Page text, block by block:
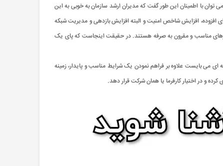
با اطمینان این طور گفت که مدیران ارشد سازمان به خوبی به این
افزوده، افزایش شاخص امنیت و البته افزایش بازدهی و مدیریت شبکه
مناسب و مقرون به صرفه هستند. در حقیقت اینجاست که پای یک
می بایست علاوه بر فراهم نمودن یک شرایط مناسب و پایدار، زمینه
و در اختیار کارفرما یا همان شرکت قرار دهد.